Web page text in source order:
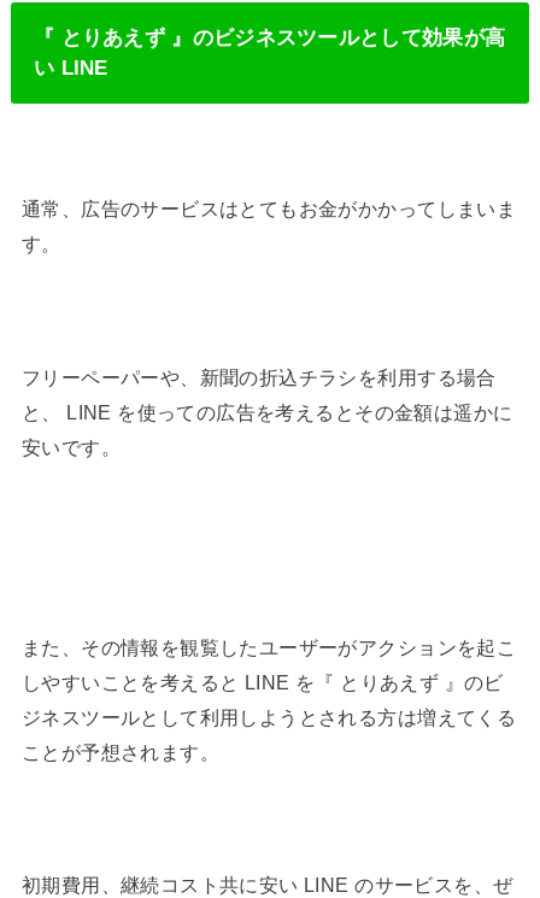
『 とりあえず 』のビジネスツールとして効果が高
い LINE
通常、広告のサービスはとてもお金がかかってしまいま
す。
フリーペーパーや、新聞の折込チラシを利用する場合
と、 LINE を使っての広告を考えるとその金額は遥かに
安いです。
また、その情報を観覧したユーザーがアクションを起こ
しやすいことを考えると LINE を『 とりあえず 』のビ
ジネスツールとして利用しようとされる方は増えてくる
ことが予想されます。
初期費用、継続コスト共に安い LINE のサービスを、ぜ